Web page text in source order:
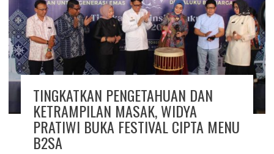
TINGKATKAN PENGETAHUAN DAN
KETRAMPILAN MASAK, WIDYA
PRATIWI BUKA FESTIVAL CIPTA MENU
B2SA